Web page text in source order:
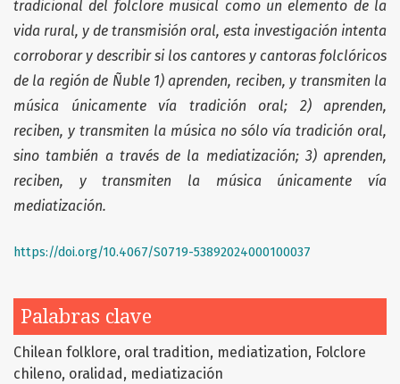
Palabras clave
Chilean folklore oral tradition mediatization Folclore
chileno oralidad mediatización
tradicional del folclore musical como un elemento de la
vida rural, y de transmisión oral, esta investigación intenta
corroborar y describir si los cantores y cantoras folclóricos
de la región de Ñuble 1)aprenden, reciben, y transmiten la
música únicamente vía tradición oral; 2) aprenden,
reciben, y transmiten la música no sólo vía tradición oral,
sino también a través de la mediatización; 3) aprenden,
reciben, y transmiten la música únicamente vía
mediatización.
https://doi.org/10.4067/S0719-53892024000100037